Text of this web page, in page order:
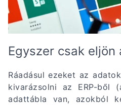
Egyszer csak eljön
Ráadásul ezeket az
kivarázsolni az ERP-ből
adattábla van, azokból